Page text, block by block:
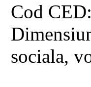
Cod
sociala,